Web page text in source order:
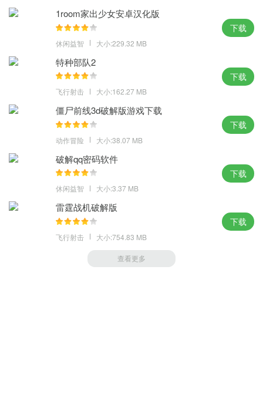
1room家出少女安卓汉化版
休闲益智 大小:229.32 MB
下载
特种部队2
飞行射击 大小:162.27 MB
下载
僵尸前线3d破解版游戏下载
动作冒险 大小:38.07 MB
下载
破解qq密码软件
休闲益智 大小:3.37 MB
下载
雷霆战机破解版
飞行射击 大小:754.83 MB
下载
查看更多